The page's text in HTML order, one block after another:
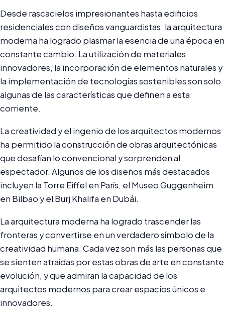
Desde rascacielos impresionantes hasta edificios
residenciales con diseños vanguardistas, la arquitectura
moderna ha logrado plasmar la esencia de una época en
constante cambio. La utilización de materiales
innovadores, la incorporación de elementos naturales y
la implementación de tecnologías sostenibles son solo
algunas de las características que definen a esta
corriente.
La creatividad y el ingenio de los arquitectos modernos
ha permitido la construcción de obras arquitectónicas
que desafían lo convencional y sorprenden al
espectador. Algunos de los diseños más destacados
incluyen la Torre Eiffel en París, el Museo Guggenheim
en Bilbao y el Burj Khalifa en Dubái.
La arquitectura moderna ha logrado trascender las
fronteras y convertirse en un verdadero símbolo de la
creatividad humana. Cada vez son más las personas que
se sienten atraídas por estas obras de arte en constante
evolución, y que admiran la capacidad de los
arquitectos modernos para crear espacios únicos e
innovadores.